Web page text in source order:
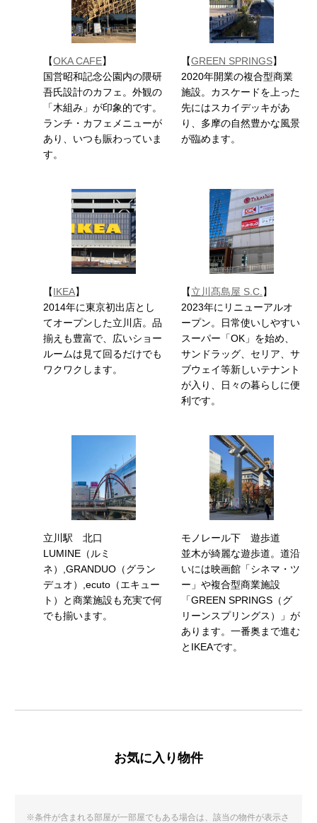
【OKA CAFE】
国営昭和記念公園内の隈研
吾氏設計のカフェ。外観の
「木組み」が印象的です。
ランチ・カフェメニューが
あり、いつも賑わっていま
す。
【GREEN SPRINGS】
2020年開業の複合型商業
施設。カスケードを上った
先にはスカイデッキがあ
り、多摩の自然豊かな風景
が臨めます。
【IKEA】
2014年に東京初出店とし
てオープンした立川店。品
揃えも豊富で、広いショー
ルームは見て回るだけでも
ワクワクします。
【立川髙島屋 S.C. 】
2023年にリニューアルオ
ープン。日常使いしやすい
スーパー「OK」を始め、
サンドラッグ、セリア、サ
ブウェイ等新しいテナント
が入り、日々の暮らしに便
利です。
立川駅 北口
LUMINE（ルミ
ネ）,GRANDUO（グラン
デュオ）,ecuto（エキュー
ト）と商業施設も充実で何
でも揃います。
モノレール下 遊歩道
並木が綺麗な遊歩道。道沿
いには映画館「シネマ・ツ
ー」や複合型商業施設
「GREEN SPRINGS（グ
リーンスプリングス）」が
あります。一番奥まで進む
とIKEAです。
お気に入り物件
※条件が含まれる部屋が一部屋でもある場合は、該当の物件が表示さ